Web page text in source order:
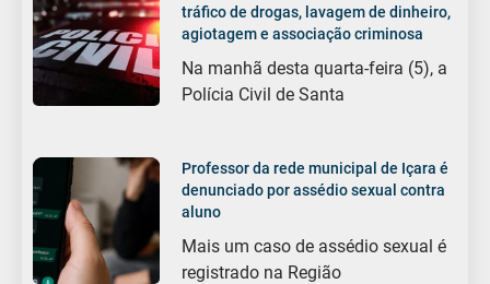
tráfico de drogas, lavagem de dinheiro,
agiotagem e associação criminosa
Na manhã desta quarta-feira (5), a
Polícia Civil de Santa
Professor da rede municipal de Içara é
denunciado por assédio sexual contra
aluno
Mais um caso de assédio sexual é
registrado na Região